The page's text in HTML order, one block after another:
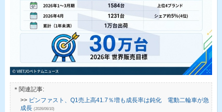
＊関連記事:
>> ビンファスト、Q1売上高41.7％増も成長率は鈍化 電動二輪車が急
成長 (2026/06/10)